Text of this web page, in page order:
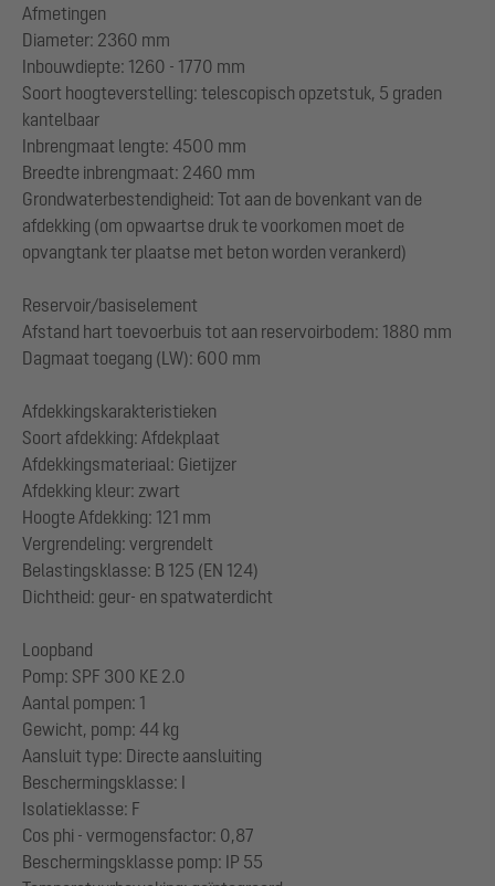
Afmetingen
Diameter: 2360 mm
Inbouwdiepte: 1260 - 1770 mm
Soort hoogteverstelling: telescopisch opzetstuk, 5 graden
kantelbaar
Inbrengmaat lengte: 4500 mm
Breedte inbrengmaat: 2460 mm
Grondwaterbestendigheid: Tot aan de bovenkant van de
afdekking (om opwaartse druk te voorkomen moet de
opvangtank ter plaatse met beton worden verankerd)
Reservoir/basiselement
Afstand hart toevoerbuis tot aan reservoirbodem: 1880 mm
Dagmaat toegang (LW): 600 mm
Afdekkingskarakteristieken
Soort afdekking: Afdekplaat
Afdekkingsmateriaal: Gietijzer
Afdekking kleur: zwart
Hoogte Afdekking: 121 mm
Vergrendeling: vergrendelt
Belastingsklasse: B 125 (EN 124)
Dichtheid: geur- en spatwaterdicht
Loopband
Pomp: SPF 300 KE 2.0
Aantal pompen: 1
Gewicht, pomp: 44 kg
Aansluit type: Directe aansluiting
Beschermingsklasse: I
Isolatieklasse: F
Cos phi - vermogensfactor: 0,87
Beschermingsklasse pomp: IP 55